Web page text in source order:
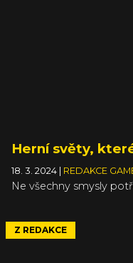
Herní světy,
18. 3. 2024 REDAKCE
Ne všechny smysly
Z REDAKCE